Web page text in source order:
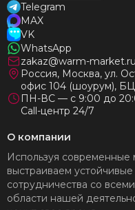
Telegram
MAX
VK
WhatsApp
zakaz@warm-market.ru
Россия, Москва, ул.
офис 104 (шоурум),
ПН-ВС — с 9:00 до
Call-центр 24/7
О компании
Используя современные
выстраиваем
сотрудничества со
области нашей